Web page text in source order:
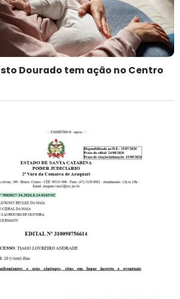
Dourado tem ação no Centro